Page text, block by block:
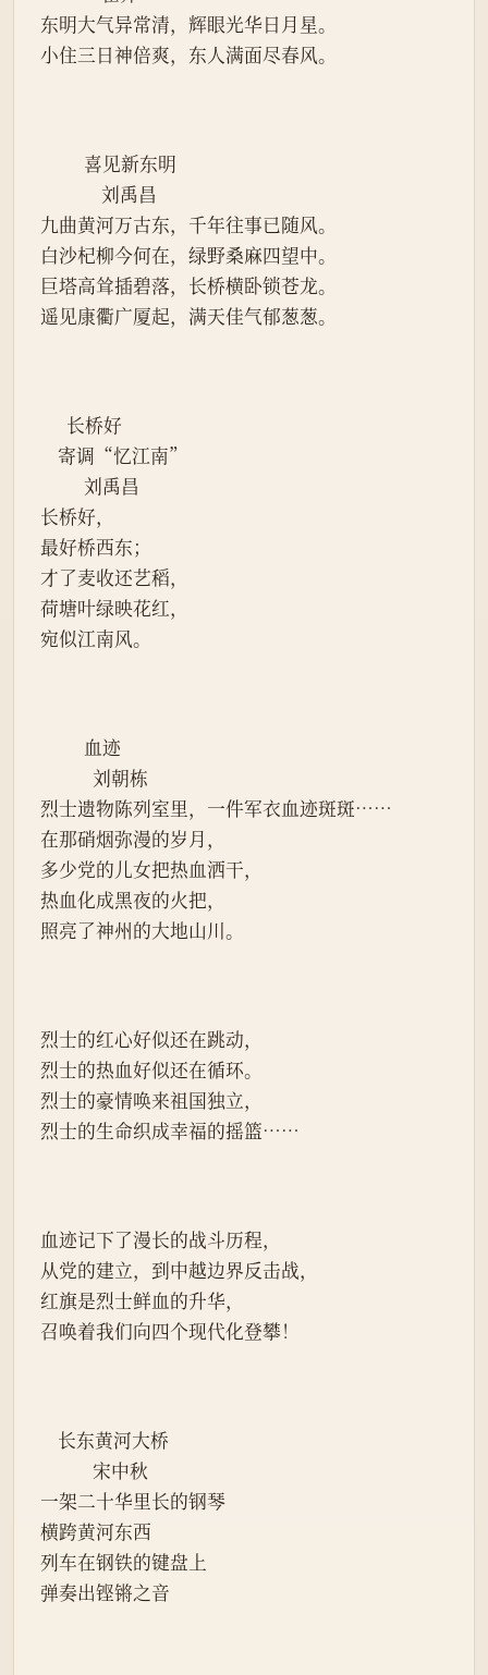
东明大气异常清，辉眼光华日月星。
小住三日神倍爽，东人满面尽春风。
          喜见新东明
              刘禹昌
九曲黄河万古东，千年往事已随风。
白沙杞柳今何在，绿野桑麻四望中。
巨塔高耸插碧落，长桥横卧锁苍龙。
遥见康衢广厦起，满天佳气郁葱葱。
      长桥好
    寄调“忆江南”
          刘禹昌
长桥好，
最好桥西东；
才了麦收还艺稻，
荷塘叶绿映花红，
宛似江南风。
          血迹
            刘朝栋
烈士遗物陈列室里，一件军衣血迹斑斑……
在那硝烟弥漫的岁月，
多少党的儿女把热血洒干，
热血化成黑夜的火把，
照亮了神州的大地山川。
烈士的红心好似还在跳动，
烈士的热血好似还在循环。
烈士的豪情唤来祖国独立，
烈士的生命织成幸福的摇篮……
血迹记下了漫长的战斗历程，
从党的建立，到中越边界反击战，
红旗是烈士鲜血的升华，
召唤着我们向四个现代化登攀！
    长东黄河大桥
            宋中秋
一架二十华里长的钢琴
横跨黄河东西
列车在钢铁的键盘上
弹奏出铿锵之音